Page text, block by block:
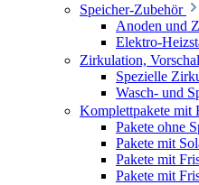
Speicher-Zubehör
Anoden und
Elektro-
Zirkulation,
Spezielle
Wasch- und
Komplettpakete mit
Pakete ohne
Pakete mit
Pakete mit
Pakete mit